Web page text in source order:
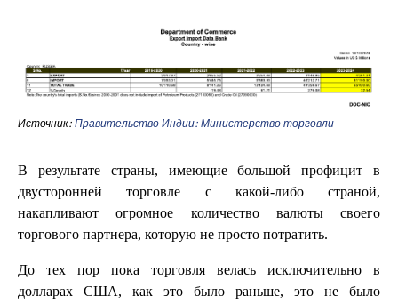
Источник: Правительство Индии: Министерство торговли
В результате страны, имеющие большой профицит в
двусторонней торговле с какой-либо страной,
накапливают огромное количество валюты своего
торгового партнера, которую не просто потратить.
До тех пор пока торговля велась исключительно в
долларах США, как это было раньше, это не было